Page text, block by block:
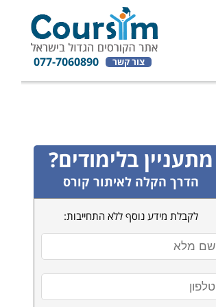
צור קשר 077-7060890
מתעניין בלימודים?
הדרך הקלה לאיתור קורס
לקבלת מידע נוסף ללא התחייבות: